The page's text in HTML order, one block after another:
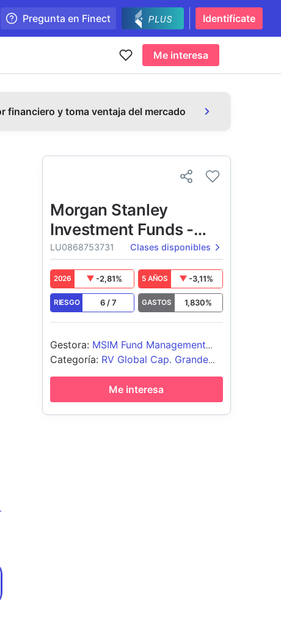
Pregunta en Finect Identifícate
Me interesa
financiero y toma ventaja del mercado
Morgan Stanley
Investment Funds -
Global Insight Fund
LU0868753731 Clases disponibles
2026 -2,81% 5 AÑOS -3,11%
RIESGO 6/7 GASTOS 1,830%
Gestora: MSIM Fund Management
(Ireland) Limited
Categoría: RV Global Cap. Grande
Growth
Me interesa